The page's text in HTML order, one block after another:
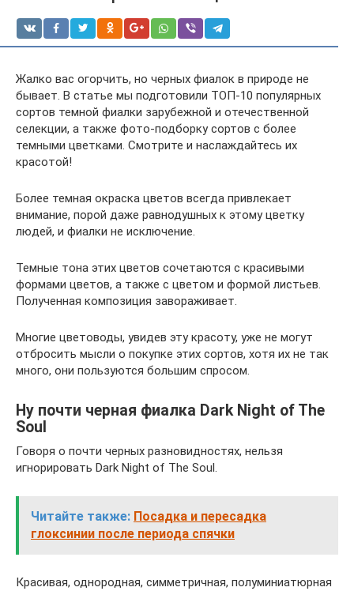
Жалко вас огорчить, но черных фиалок в природе не
бывает. В статье мы подготовили ТОП-10 популярных
сортов темной фиалки зарубежной и отечественной
селекции, а также фото-подборку сортов с более
темными цветками. Смотрите и наслаждайтесь их
красотой!
Более темная окраска цветов всегда привлекает
внимание, порой даже равнодушных к этому цветку
людей, и фиалки не исключение.
Темные тона этих цветов сочетаются с красивыми
формами цветов, а также с цветом и формой листьев.
Полученная композиция завораживает.
Многие цветоводы, увидев эту красоту, уже не могут
отбросить мысли о покупке этих сортов, хотя их не так
много, они пользуются большим спросом.
Ну почти черная фиалка Dark Night of The
Soul
Говоря о почти черных разновидностях, нельзя
игнорировать Dark Night of The Soul.
Читайте также: Посадка и пересадка
глоксинии после периода спячки
Красивая, однородная, симметричная, полуминиатюрная